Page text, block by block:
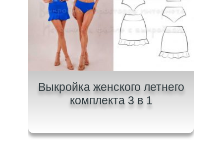
Выкройка женского летнего
комплекта 3 в 1